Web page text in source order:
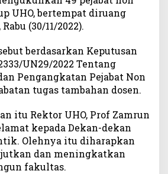
n
S
r
u
k
t
u
a
l
UHO, bertempat diruang
(30/11/2022).
berdasarkan Keputusan
UN29/2022 Tentang
Pengangkatan Pejabat Non
tugas tambahan dosen.
itu Rektor UHO, Prof Zamrun
kepada Dekan-dekan
Olehnya itu diharapkan
dan meningkatkan
fakultas.